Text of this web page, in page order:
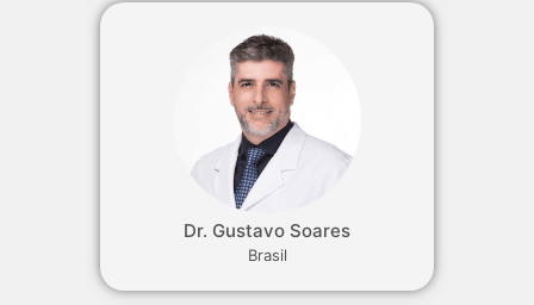
Dr. Gustavo Soares
Brasil